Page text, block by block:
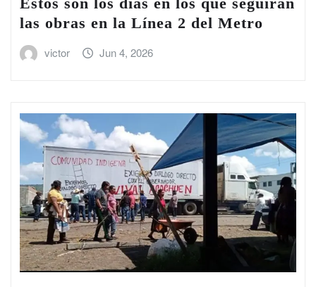
las obras en la Línea 2 del Metro
victor Jun 4, 2026